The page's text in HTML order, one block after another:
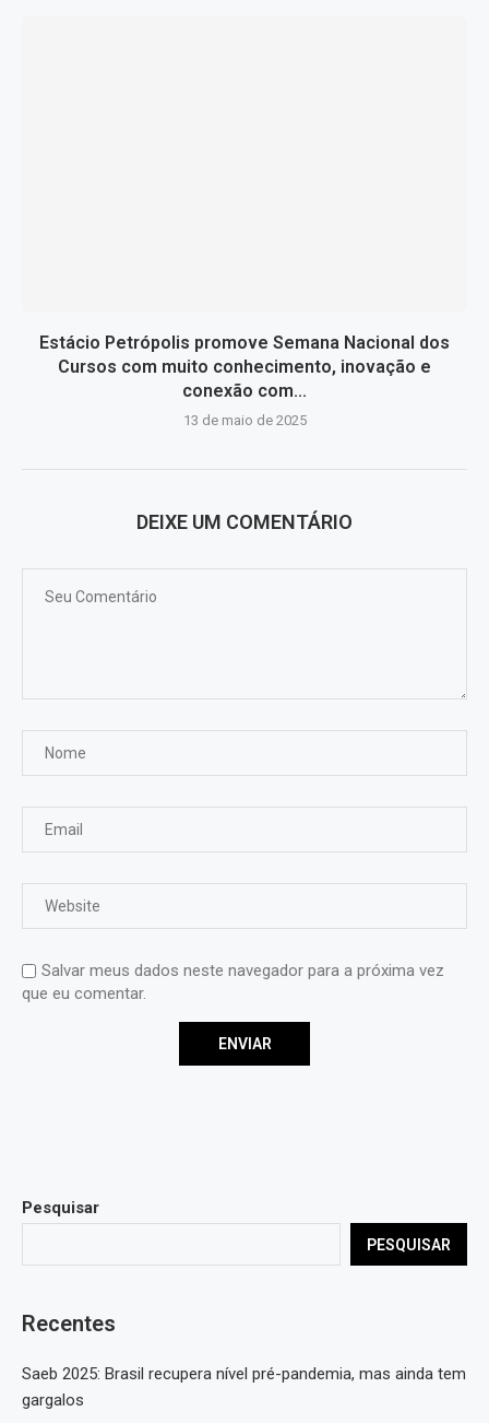
Estácio Petrópolis promove Semana Nacional dos
Cursos com muito conhecimento, inovação e
conexão com...
13 de maio de 2025
DEIXE UM COMENTÁRIO
Salvar meus dados neste navegador para a próxima vez
que eu comentar.
Pesquisar
PESQUISAR
Recentes
Saeb 2025: Brasil recupera nível pré-pandemia, mas ainda tem
gargalos